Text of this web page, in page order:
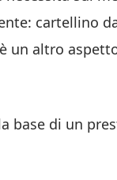
cartellino
altro
base di un